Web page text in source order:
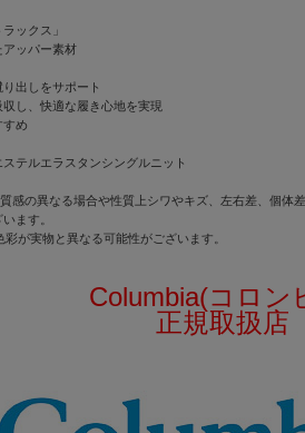
ックス」
アッパー素材
出しをサポート
し、快適な履き心地を実現
すめ
テルエラスタンシングルニット
感の異なる場合や性質上シワやキズ、左右差、個体
ます。
が実物と異なる可能性がございます。
Columbia(コロン
正規取扱店